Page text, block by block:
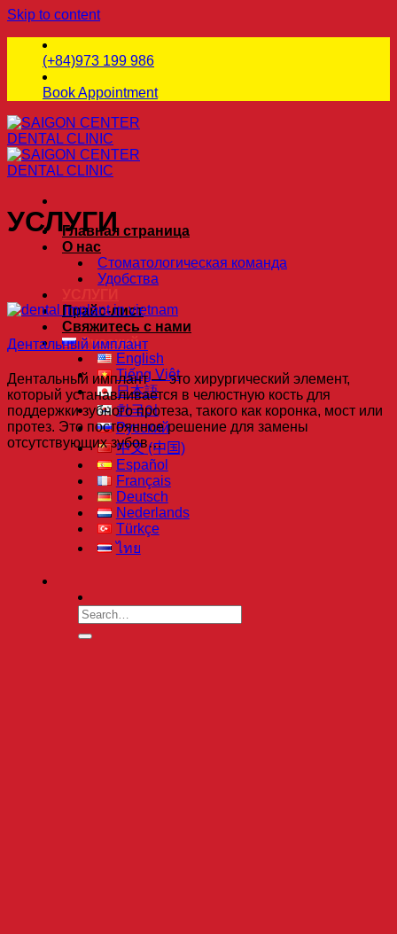
Skip to content
(+84)973 199 986
Book Appointment
Главная страница
О нас
Стоматологическая команда
Удобства
Прайс-лист
Свяжитесь с нами
Русский
English
Tiếng Việt
日本語
한국어
Русский
中文 (中国)
Español
Français
Deutsch
Nederlands
Türkçe
ไทย
УСЛУГИ
Дентальный имплант
Дентальный имплант — это хирургический элемент,
который устанавливается в челюстную кость для
поддержки зубного протеза, такого как коронка, мост или
протез. Это постоянное решение для замены
отсутствующих зубов…